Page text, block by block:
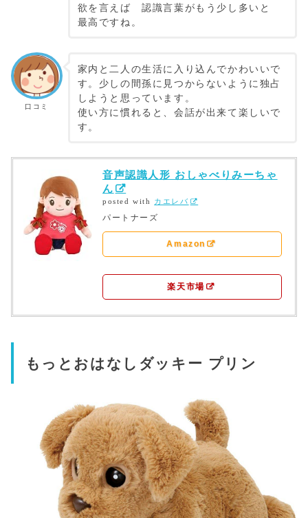
欲を言えば 認識言葉がもう少し多いと
最高ですね。
口コミ
家内と二人の生活に入り込んでかわいいで
す。少しの間孫に見つからないように独占
しようと思っています。
使い方に慣れると、会話が出来て楽しいで
す。
音声認識人形 おしゃべりみーちゃ
ん
posted with カエレバ
パートナーズ
Amazon
楽天市場
もっとおはなしダッキー プリン